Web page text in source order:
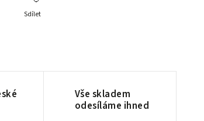
Sdílet
Vše skladem
odesíláme ihned